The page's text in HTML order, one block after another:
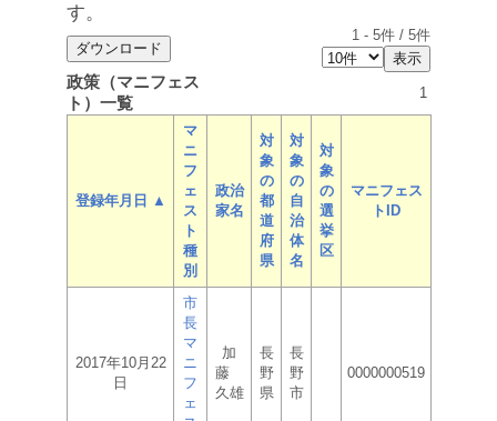
す。
1 - 5件 / 5件
政策（マニフェス
ト）一覧
1
登録年月日 ▲
マ
ニ
フ
ェ
ス
ト
種
別
政治
家名
対
象
の
都
道
府
県
対
象
の
自
治
体
名
対
象
の
選
挙
区
マニフェス
トID
2017年10月22
日
市
長
マ
ニ
フ
ェ
加
藤
久雄
長
野
県
長
野
市
0000000519